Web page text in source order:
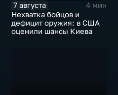
7 августа
4 мин
Нехватка бойцов и
дефицит оружия: в США
оценили шансы Киева